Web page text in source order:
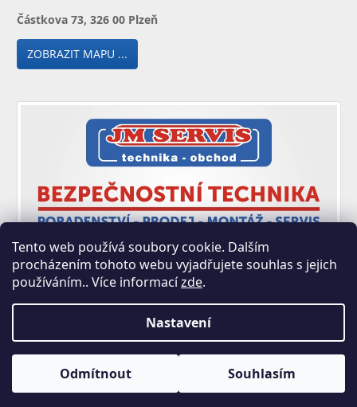
Tento web používá soubory cookie. Dalším
procházením tohoto webu vyjadřujete souhlas s jejich
používáním.. Více informacízde.
Nastavení
Odmítnout Souhlasím
Částkova 73, 326 00 Plzeň
ZOBRAZIT MAPU ...
Copyright 2026JM SERVIS E-shop - Zastoupení Trezory
Rottner. Všechna práva vyhrazena.